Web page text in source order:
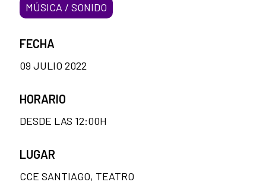
MÚSICA / SONIDO
FECHA
09 JULIO 2022
HORARIO
DESDE LAS 12:00H
LUGAR
CCE SANTIAGO, TEATRO